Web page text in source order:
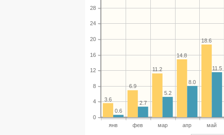
янв фев мар апр май
0
4
8
12
16
20
24
28
18.6
14.8
11.2
6.9
3.6
11.5
8.0
5.2
2.7
0.6